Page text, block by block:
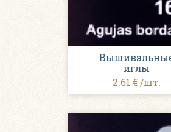
иглы
2.61 € /шт.